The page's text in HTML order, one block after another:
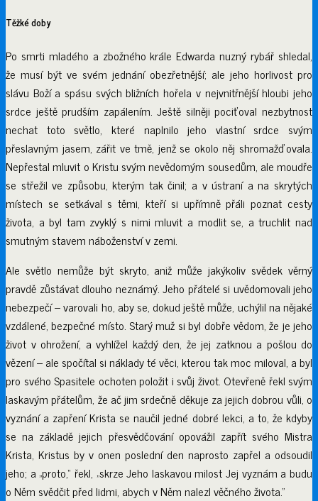
Těžké doby
Po smrti mladého a zbožného krále Edwarda nuzný rybář shledal,
že musí být ve svém jednání obezřetnější; ale jeho horlivost pro
slávu Boží a spásu svých bližních hořela v nejvnitřnější hloubi jeho
srdce ještě prudším zapálením. Ještě silněji pociťoval nezbytnost
nechat toto světlo, které naplnilo jeho vlastní srdce svým
přeslavným jasem, zářit ve tmě, jenž se okolo něj shromažďovala.
Nepřestal mluvit o Kristu svým nevědomým sousedům, ale moudře
se střežil ve způsobu, kterým tak činil; a v ústraní a na skrytých
místech se setkával s těmi, kteří si upřímně přáli poznat cesty
života, a byl tam zvyklý s nimi mluvit a modlit se, a truchlit nad
smutným stavem náboženství v zemi.
Ale světlo nemůže být skryto, aniž může jakýkoliv svědek věrný
pravdě zůstávat dlouho neznámý. Jeho přátelé si uvědomovali jeho
nebezpečí – varovali ho, aby se, dokud ještě může, uchýlil na nějaké
vzdálené, bezpečné místo. Starý muž si byl dobře vědom, že je jeho
život v ohrožení, a vyhlížel každý den, že jej zatknou a pošlou do
vězení – ale spočítal si náklady té věci, kterou tak moc miloval, a byl
pro svého Spasitele ochoten položit i svůj život. Otevřeně řekl svým
laskavým přátelům, že ač jim srdečně děkuje za jejich dobrou vůli, o
vyznání a zapření Krista se naučil jedné dobré lekci, a to, že kdyby
se na základě jejich přesvědčování opovážil zapřít svého Mistra
Krista, Kristus by v onen poslední den naprosto zapřel a odsoudil
jeho; a „proto,“ řekl, „skrze Jeho laskavou milost Jej vyznám a budu
o Něm svědčit před lidmi, abych v Něm nalezl věčného života.”